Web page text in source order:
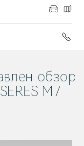
обзор
M7